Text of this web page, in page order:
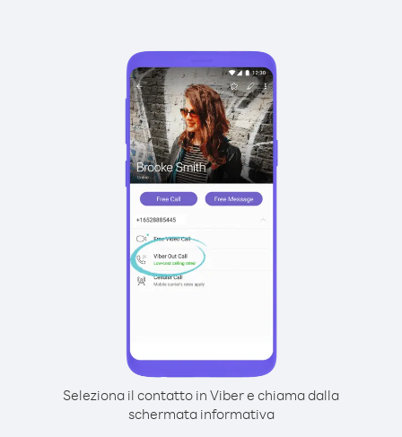
Seleziona il contatto in Viber e chiama dalla
schermata informativa